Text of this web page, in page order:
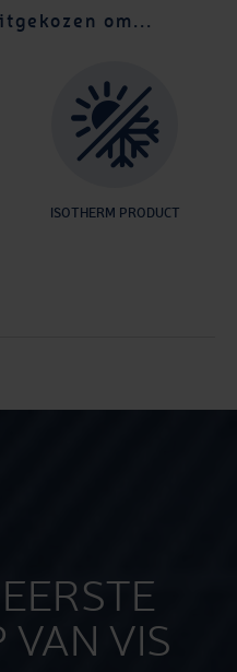
om...
ISOTHERM PRODUCT
VAN VIS